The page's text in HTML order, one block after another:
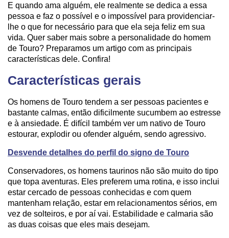
E quando ama alguém, ele realmente se dedica a essa
pessoa e faz o possível e o impossível para providenciar-
lhe o que for necessário para que ela seja feliz em sua
vida. Quer saber mais sobre a personalidade do homem
de Touro? Preparamos um artigo com as principais
características dele. Confira!
Características gerais
Os homens de Touro tendem a ser pessoas pacientes e
bastante calmas, então dificilmente sucumbem ao estresse
e à ansiedade. É difícil também ver um nativo de Touro
estourar, explodir ou ofender alguém, sendo agressivo.
Desvende detalhes do perfil do signo de Touro
Conservadores, os homens taurinos não são muito do tipo
que topa aventuras. Eles preferem uma rotina, e isso inclui
estar cercado de pessoas conhecidas e com quem
mantenham relação, estar em relacionamentos sérios, em
vez de solteiros, e por aí vai. Estabilidade e calmaria são
as duas coisas que eles mais desejam.